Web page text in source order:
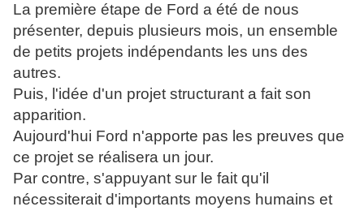
La première étape de Ford a été de nous
présenter, depuis plusieurs mois, un ensemble
de petits projets indépendants les uns des
autres.
Puis, l'idée d'un projet structurant a fait son
apparition.
Aujourd'hui Ford n'apporte pas les preuves que
ce projet se réalisera un jour.
Par contre, s'appuyant sur le fait qu'il
nécessiterait d'importants moyens humains et